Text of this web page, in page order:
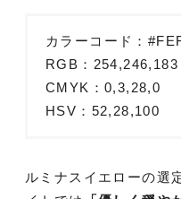
カラーコード：
RGB：254,246,183
CMYK：0,3,28,0
HSV：52,28,100
ルミナスイエローの選